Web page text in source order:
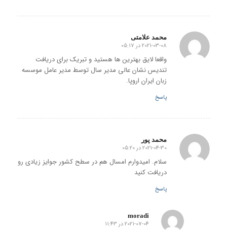
محمد علامتی
گفته:
2021-03-08 در 05:17
واقعا لایق بهترین ها هستید و تبریک برای دریافت
تندیس نشان عالی مدیر سال توسط مدیر عامل موسسه
زبان ایران اروپا.
پاسخ
محمد پور
گفته:
2021-04-30 در 05:20
سلام. امیدوارم امسال هم در سطح کشور جوایز زیادی رو
دریافت کنید
پاسخ
moradi
گفته:
2021-07-04 در 11:43